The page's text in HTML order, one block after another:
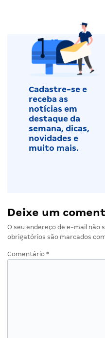
Cadastre-se e
receba as
notícias em
destaque da
semana, dicas,
novidades e
muito mais.
Deixe um
O seu endereço de e-mail não
obrigatórios são marcados
Comentário *